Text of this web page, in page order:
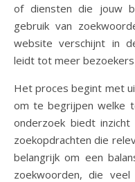
of diensten die jouw
gebruik van
website verschijnt in
leidt tot meer
Het proces begint met
om te begrijpen welke
onderzoek biedt
zoekopdrachten die
belangrijk om een
zoekwoorden, die